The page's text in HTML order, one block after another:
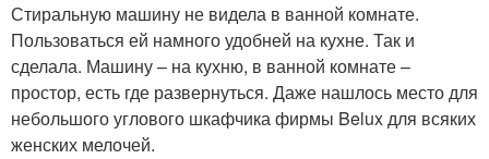
Стиральную машину не видела в ванной комнате.
Пользоваться ей намного удобней на кухне. Так и
сделала. Машину – на кухню, в ванной комнате –
простор, есть где развернуться. Даже нашлось место для
небольшого углового шкафчика фирмы Belux для всяких
женских мелочей.